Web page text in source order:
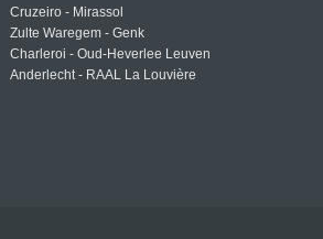
Cruzeiro - Mirassol
Zulte Waregem - Genk
Charleroi - Oud-Heverlee Leuven
Anderlecht - RAAL La Louvière